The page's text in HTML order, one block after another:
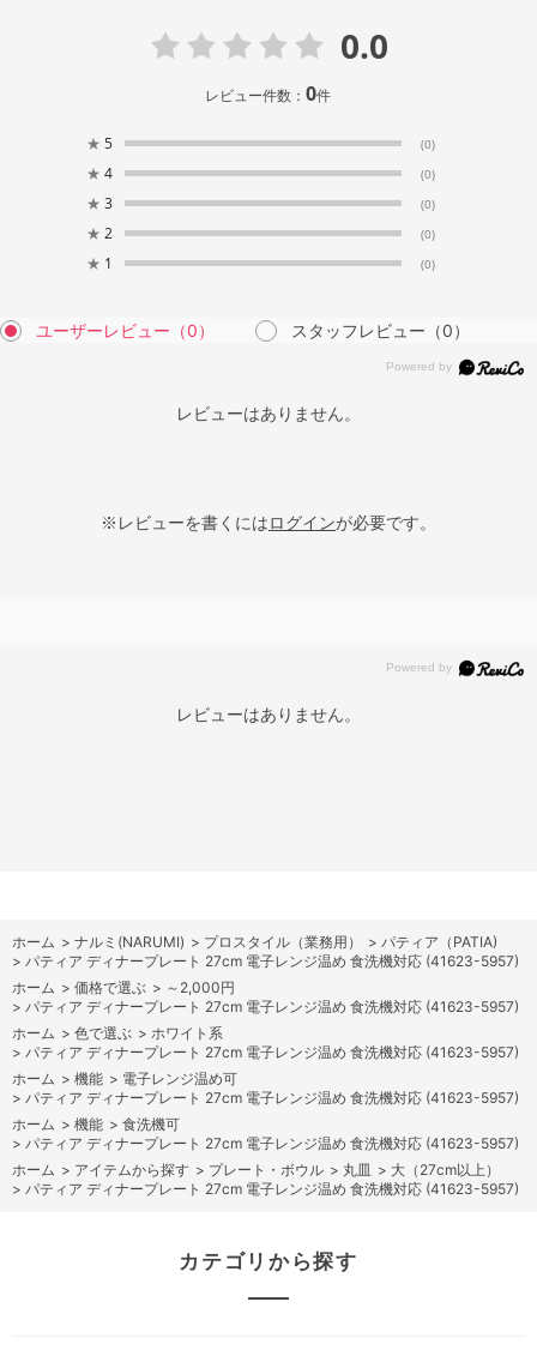
0.0
レビュー件数：0件
★ 5 (0)
★ 4 (0)
★ 3 (0)
★ 2 (0)
★ 1 (0)
ユーザーレビュー （0） スタッフレビュー （0）
レビューはありません。
※レビューを書くにはログインが必要です。
レビューはありません。
ホーム > ナルミ(NARUMI) > プロスタイル（業務用） > パティア（PATIA)
> パティア ディナープレート 27cm 電子レンジ温め 食洗機対応 (41623-5957)
ホーム > 価格で選ぶ > ～2,000円
> パティア ディナープレート 27cm 電子レンジ温め 食洗機対応 (41623-5957)
ホーム > 色で選ぶ > ホワイト系
> パティア ディナープレート 27cm 電子レンジ温め 食洗機対応 (41623-5957)
ホーム > 機能 > 電子レンジ温め可
> パティア ディナープレート 27cm 電子レンジ温め 食洗機対応 (41623-5957)
ホーム > 機能 > 食洗機可
> パティア ディナープレート 27cm 電子レンジ温め 食洗機対応 (41623-5957)
ホーム > アイテムから探す > プレート・ボウル > 丸皿 > 大（27cm以上）
> パティア ディナープレート 27cm 電子レンジ温め 食洗機対応 (41623-5957)
カテゴリから探す